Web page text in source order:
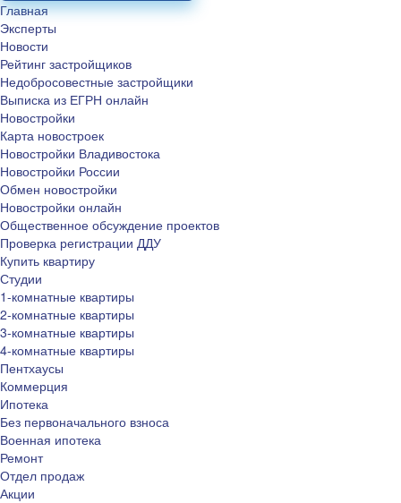
Главная
Эксперты
Новости
Рейтинг застройщиков
Недобросовестные застройщики
Выписка из ЕГРН онлайн
Новостройки
Карта новостроек
Новостройки Владивостока
Новостройки России
Обмен новостройки
Новостройки онлайн
Общественное обсуждение проектов
Проверка регистрации ДДУ
Купить квартиру
Студии
1-комнатные квартиры
2-комнатные квартиры
3-комнатные квартиры
4-комнатные квартиры
Пентхаусы
Коммерция
Ипотека
Без первоначального взноса
Военная ипотека
Ремонт
Отдел продаж
Акции